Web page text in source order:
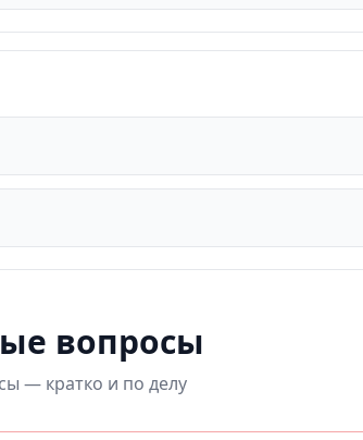
вопросы
— кратко и по делу